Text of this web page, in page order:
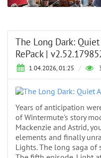
The Long Dark:
RePack |
1.04.2026, 01:25 /
Years of anticipation
of Wintermute's story
Mackenzie and Astrid,
elements and finally
Lights. The long saga of